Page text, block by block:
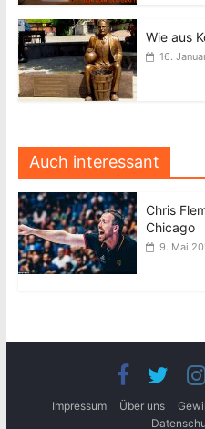
Wie aus
16.
Auch interessant
Chris
Chicago
9. Mai
Impressum Über uns